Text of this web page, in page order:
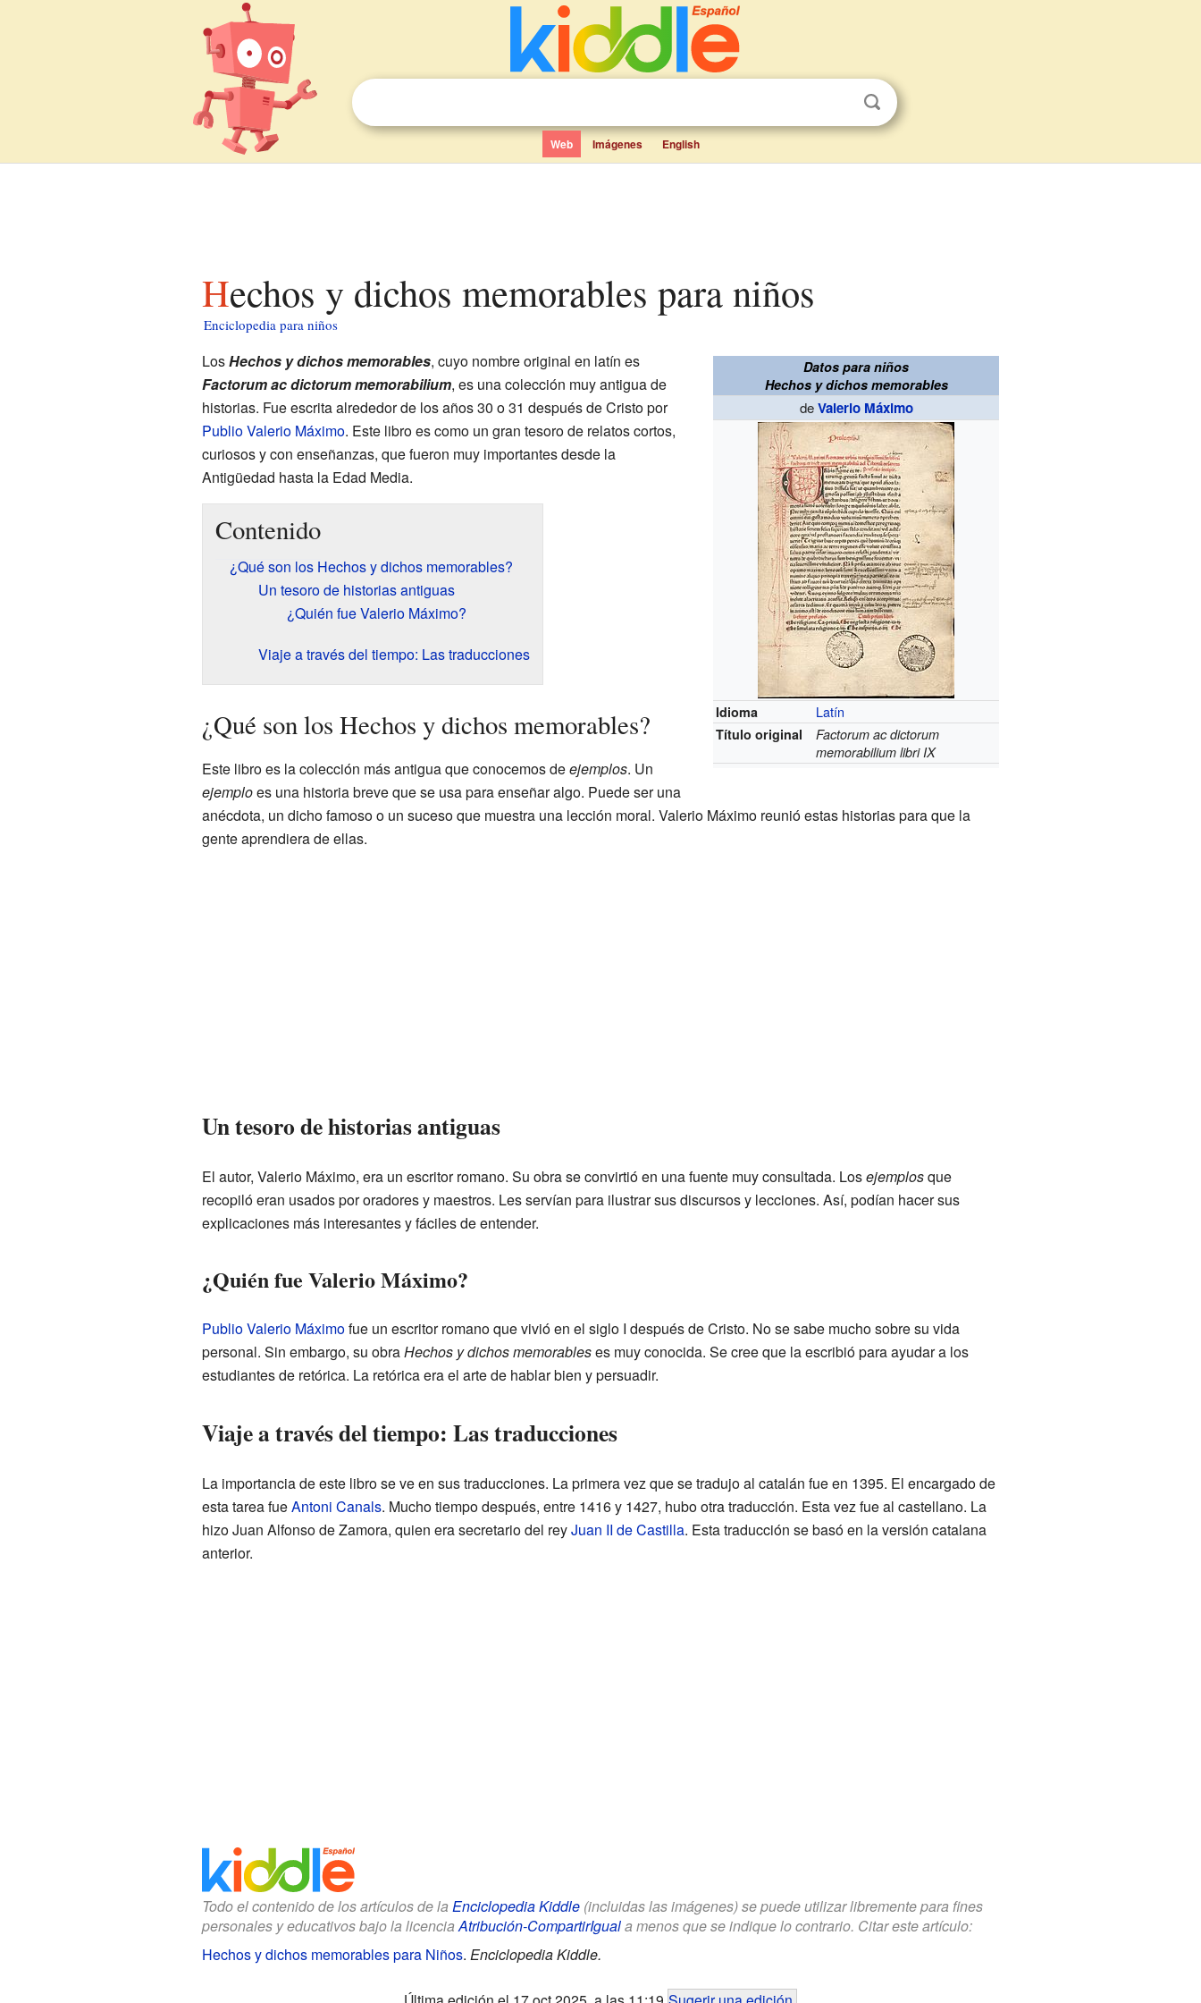
Web Imágenes English
Hechos y dichos memorables para niños
Enciclopedia para niños
Datos para niños
Hechos y dichos memorables
deValerio Máximo
Idioma Latín
Título original
Factorum ac dictorum
memorabilium libri IX
LosHechos y dichos memorables, cuyo nombre original en latín es
Factorum ac dictorum memorabilium, es una colección muy antigua de
historias. Fue escrita alrededor de los años 30 o 31 después de Cristo por
Publio Valerio Máximo. Este libro es como un gran tesoro de relatos cortos,
curiosos y con enseñanzas, que fueron muy importantes desde la
Antigüedad hasta la Edad Media.
Contenido
¿Qué son los Hechos y dichos memorables?
Un tesoro de historias antiguas
¿Quién fue Valerio Máximo?
Viaje a través del tiempo: Las traducciones
¿Qué son los Hechos y dichos memorables?
Este libro es la colección más antigua que conocemos deejemplos. Un
ejemploes una historia breve que se usa para enseñar algo. Puede ser una
anécdota, un dicho famoso o un suceso que muestra una lección moral. Valerio Máximo reunió estas historias para que la
gente aprendiera de ellas.
Un tesoro de historias antiguas
El autor, Valerio Máximo, era un escritor romano. Su obra se convirtió en una fuente muy consultada. Losejemplosque
recopiló eran usados por oradores y maestros. Les servían para ilustrar sus discursos y lecciones. Así, podían hacer sus
explicaciones más interesantes y fáciles de entender.
¿Quién fue Valerio Máximo?
Publio Valerio Máximofue un escritor romano que vivió en el siglo I después de Cristo. No se sabe mucho sobre su vida
personal. Sin embargo, su obraHechos y dichos memorableses muy conocida. Se cree que la escribió para ayudar a los
estudiantes de retórica. La retórica era el arte de hablar bien y persuadir.
Viaje a través del tiempo: Las traducciones
La importancia de este libro se ve en sus traducciones. La primera vez que se tradujo al catalán fue en 1395. El encargado de
esta tarea fueAntoni Canals. Mucho tiempo después, entre 1416 y 1427, hubo otra traducción. Esta vez fue al castellano. La
hizo Juan Alfonso de Zamora, quien era secretario del reyJuan II de Castilla. Esta traducción se basó en la versión catalana
anterior.
Todo el contenido de los artículos de la Enciclopedia Kiddle(incluidas las imágenes) se puede utilizar libremente para fines
personales y educativos bajo la licenciaAtribución-CompartirIguala menos que se indique lo contrario. Citar este artículo:
Hechos y dichos memorables para Niños. Enciclopedia Kiddle.